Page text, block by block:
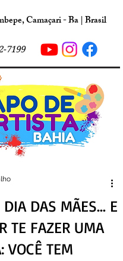
Camaçari - Ba | Brasil
7199
DIA DAS MÃES… E
TE FAZER UMA
VOCÊ TEM